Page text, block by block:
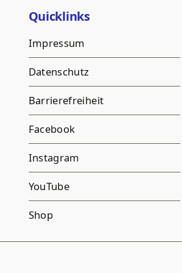
Quicklinks
Impressum
Datenschutz
Barrierefreiheit
Facebook
Instagram
YouTube
Shop